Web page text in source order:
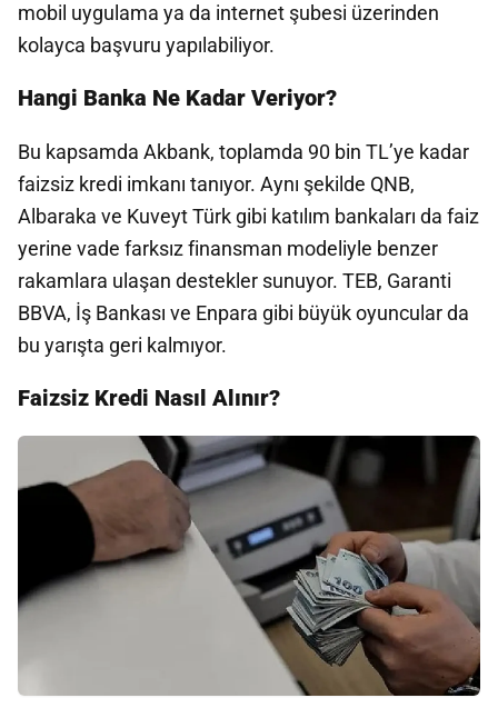
mobil uygulama ya da internet şubesi üzerinden
kolayca başvuru yapılabiliyor.
Hangi Banka Ne Kadar Veriyor?
Bu kapsamda Akbank, toplamda 90 bin TL’ye kadar
faizsiz kredi imkanı tanıyor. Aynı şekilde QNB,
Albaraka ve Kuveyt Türk gibi katılım bankaları da faiz
yerine vade farksız finansman modeliyle benzer
rakamlara ulaşan destekler sunuyor. TEB, Garanti
BBVA, İş Bankası ve Enpara gibi büyük oyuncular da
bu yarışta geri kalmıyor.
Faizsiz Kredi Nasıl Alınır?